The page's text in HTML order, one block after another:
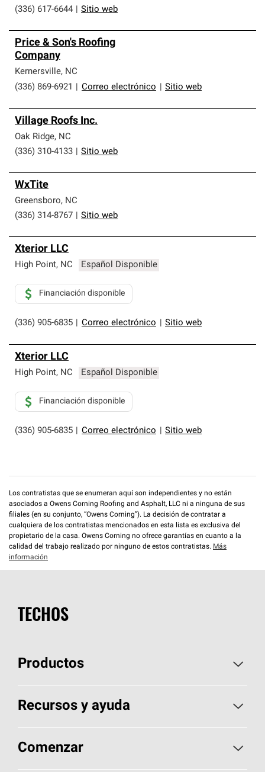
(336) 617-6644
Sitio web
Price & Son's Roofing
Company
Kernersville, NC
(336) 869-6921
Correo electrónico Sitio web
Village Roofs Inc.
Oak Ridge, NC
(336) 310-4133
Sitio web
WxTite
Greensboro, NC
(336) 314-8767
Sitio web
Xterior LLC
High Point, NC Español Disponible
(336) 905-6835 Correo electrónico Sitio web
Financiación disponible
Xterior LLC
High Point, NC Español Disponible
(336) 905-6835 Correo electrónico Sitio web
Financiación disponible
Los contratistas que se enumeran aquí son independientes y no están
asociados a Owens Corning Roofing and Asphalt, LLC ni a ninguna de sus
filiales (en su conjunto, “Owens Corning”). La decisión de contratar a
cualquiera de los contratistas mencionados en esta lista es exclusiva del
propietario de la casa. Owens Corning no ofrece garantías en cuanto a la
calidad del trabajo realizado por ninguno de estos contratistas. Más
información
TECHOS
Productos
Elija sus tejas
Encuentre un contratista
Recursos y ayuda
Aspectos básicos sobre techos
Comenzar